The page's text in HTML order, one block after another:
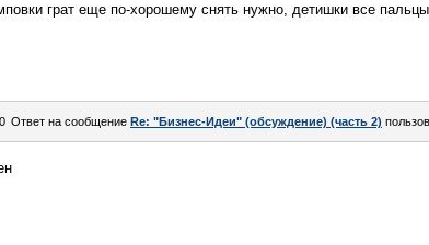
грат еще по-хорошему снять нужно, детишки все
Ответ на сообщение Re: "Бизнес-Идеи" (обсуждение) (часть 2)